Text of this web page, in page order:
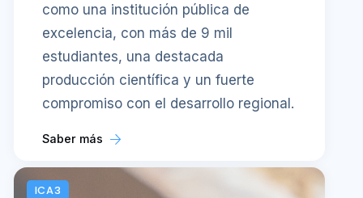
como una institución pública de
excelencia, con más de 9 mil
estudiantes, una destacada
producción científica y un fuerte
compromiso con el desarrollo regional.
Saber más
ICA3